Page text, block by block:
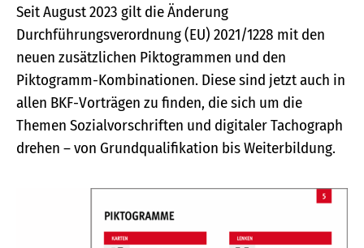
Seit August 2023 gilt die Änderung
Durchführungsverordnung (EU) 2021/1228 mit den
neuen zusätzlichen Piktogrammen und den
Piktogramm-Kombinationen. Diese sind jetzt auch in
allen BKF-Vorträgen zu finden, die sich um die
Themen Sozialvorschriften und digitaler Tachograph
drehen – von Grundqualifikation bis Weiterbildung.